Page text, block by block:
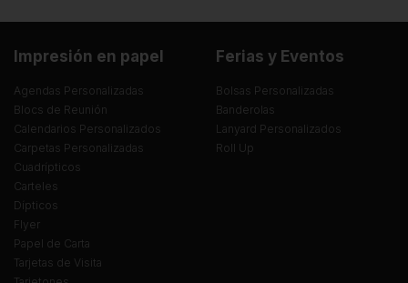
Impresión en papel
Agendas Personalizadas
Blocs de Reunión
Calendarios Personalizados
Carpetas Personalizadas
Cuadrípticos
Carteles
Dípticos
Flyer
Papel de Carta
Tarjetas de Visita
Ferias y Eventos
Bolsas Personalizadas
Banderolas
Lanyard Personalizados
Roll Up